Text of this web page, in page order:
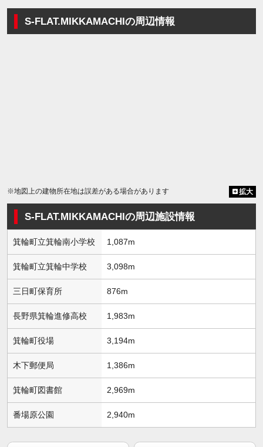
S-FLAT.MIKKAMACHIの周辺情報
※地図上の建物所在地は誤差がある場合があります 拡大
S-FLAT.MIKKAMACHIの周辺施設情報
箕輪町立箕輪南小学校 1,087m
箕輪町立箕輪中学校 3,098m
三日町保育所 876m
長野県箕輪進修高校 1,983m
箕輪町役場 3,194m
木下郵便局 1,386m
箕輪町図書館 2,969m
番場原公園 2,940m